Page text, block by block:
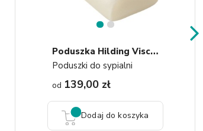
P
Oduszka Hilding Visco Mini
Poduszki do sypialni
od 139,00 zł
Dodaj do koszyka